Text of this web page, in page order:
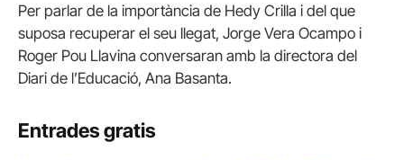
Per parlar de la importància de Hedy Crilla i del que
suposa recuperar el seu llegat, Jorge Vera Ocampo i
Roger Pou Llavina conversaran amb la directora del
Diari de l’Educació, Ana Basanta.
Entrades gratis